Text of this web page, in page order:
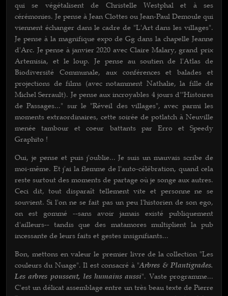
qui se végétalisent de Christelle Westphal et à ses
cérémonies. Je pense à Jean Clottes ou Jean-Paul Demoule qui
viennent échanger dans le cadre de "L'Art dans les villages".
Je pense à la magnifique expo de Gg dans la chapelle Jeanne
d'Arc. Je pense à janvier 2020 avec Claire Malary, grand prix
Artemisia, et le loup. Je pense au soutien de l'Atlas de
Biodiversité Communale, aux conférences et balades et
projections de films (avec notamment Nathalie, la fille de
Michel Serrault). Je pense aux incroyables 4 jours d'"Histoires
de Passages..." sur le "Réveil des villages", avec parmi les
moments extraordinaires, cette soirée de potlatch à Neuville
menée tambour et coeur battants par Erro et Speedy
Graphito !
Oui, je pense et puis j'oublie... Je suis un mauvais scribe de
moi-même. Et j'ai la flemme de l'auto-célébration, quand cela
reste surtout des moments de partage où je songe aux autres.
Ceci dit, tout disparaît tellement vite et personne ne se
souvient. Si l'on ne se fait pas un peu l'historien de son ego,
on est gommé --sans avoir jamais existé publiquement
d'ailleurs-- tandis que des matamores multiplient la pub
incessante de leurs faits et gestes insignifiants...
Bon, mettons en valeur le premier livre de la collection "Les
couleurs du Nuage". Il est consacré à "Arbres & Plantigrades.
Les arbres poussent, les humains aussi". Vaste programme...
C'est un délicat assemblage entre un très beau texte de Pierre